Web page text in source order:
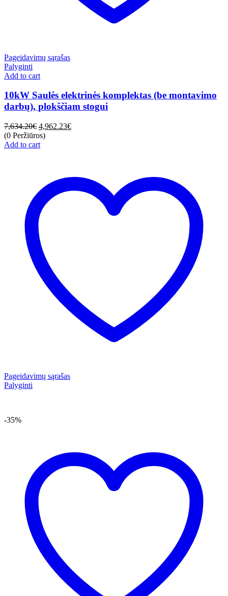
Pageidavimų sąrašas
Palyginti
Add to cart
10kW Saulės elektrinės komplektas (be montavimo
darbų), plokščiam stogui
7,634.20€ 4,962.23€
(0 Peržiūros)
Add to cart
Pageidavimų sąrašas
Palyginti
-35%